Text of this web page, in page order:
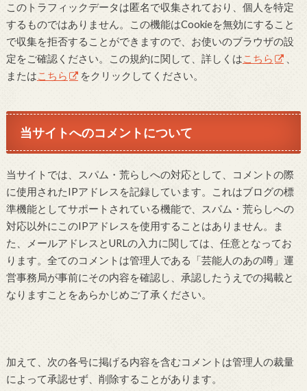
このトラフィックデータは匿名で収集されており、個人を特定
するものではありません。この機能はCookieを無効にすること
で収集を拒否することができますので、お使いのブラウザの設
定をご確認ください。この規約に関して、詳しくはこちら
またはこちら をクリックしてください。
当サイトへのコメントについて
当サイトでは、スパム・荒らしへの対応として、コメントの際
に使用されたIPアドレスを記録しています。これはブログの標
準機能としてサポートされている機能で、スパム・荒らしへの
対応以外にこのIPアドレスを使用することはありません。ま
た、メールアドレスとURLの入力に関しては、任意となってお
ります。全てのコメントは管理人である「芸能人のあの噂」運
営事務局が事前にその内容を確認し、承認したうえでの掲載と
なりますことをあらかじめご了承ください。
加えて、次の各号に掲げる内容を含むコメントは管理人の裁量
によって承認せず、削除することがあります。